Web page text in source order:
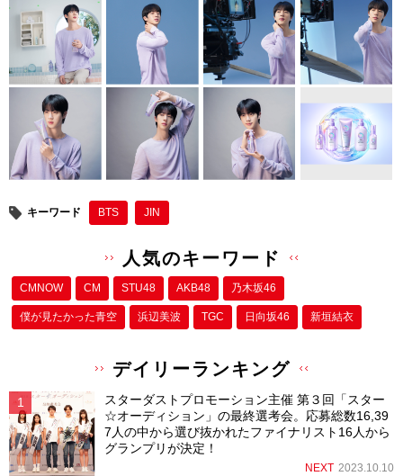
キーワード BTS JIN
人気のキーワード
CMNOW CM STU48 AKB48 乃木坂46
僕が⾒たかった⻘空 浜辺美波 TGC 日向坂46 新垣結衣
デイリーランキング
スターダストプロモーション主催 第３回「スター
☆オーディション」の最終選考会。応募総数16,39
7人の中から選び抜かれたファイナリスト16人から
グランプリが決定！
NEXT 2023.10.10